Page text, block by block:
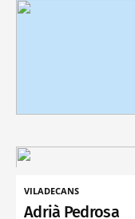
VILADECANS
Adrià Pedrosa